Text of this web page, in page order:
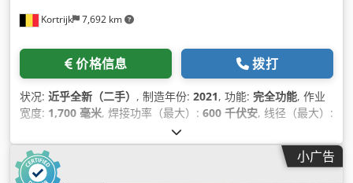
Kortrijk 7,692 km
价格信息 拨打
状况: 近乎全新（二手） , 制造年份: 2021, 功能: 完全功能, 作业
宽度: 1,700 毫米, 焊接功率（最大）: 600 千伏安, 线径（最大）:
小广告